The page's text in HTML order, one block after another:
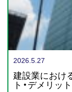
2026.5.27
建設業におけ
ト・デメリッ